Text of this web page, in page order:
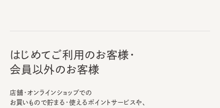
はじめてご利用のお客様・
会員以外のお客様
店舗・オンラインショップでの
お買いもので貯まる・使えるポイントサービスや、